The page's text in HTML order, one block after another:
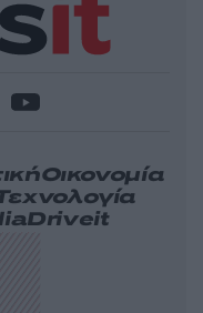
Οικονομία
Driveit